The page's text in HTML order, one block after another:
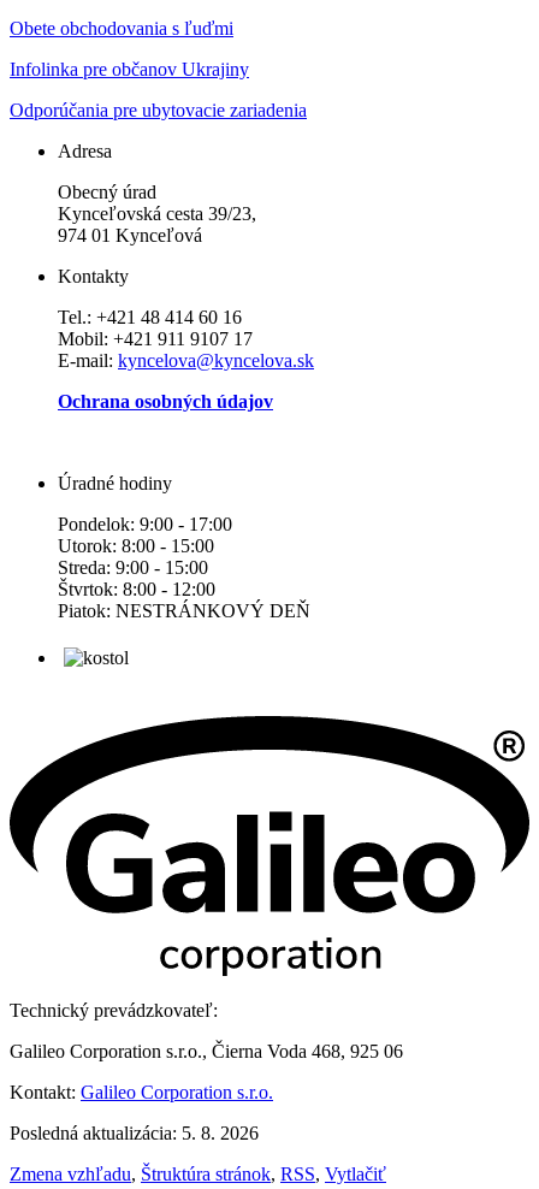
Obete obchodovania s ľuďmi
Infolinka pre občanov Ukrajiny
Odporúčania pre ubytovacie zariadenia
Adresa
Obecný úrad
Kynceľovská cesta 39/23,
974 01 Kynceľová
Kontakty
Tel.: +421 48 414 60 16
Mobil: +421 911 9107 17
E-mail: kyncelova@kyncelova.sk
Ochrana osobných údajov
Úradné hodiny
Pondelok: 9:00 - 17:00
Utorok: 8:00 - 15:00
Streda: 9:00 - 15:00
Štvrtok: 8:00 - 12:00
Piatok: NESTRÁNKOVÝ DEŇ
Technický prevádzkovateľ:
Galileo Corporation s.r.o., Čierna Voda 468, 925 06
Kontakt: Galileo Corporation s.r.o.
Posledná aktualizácia: 5. 8. 2026
Zmena vzhľadu, Štruktúra stránok, RSS, Vytlačiť